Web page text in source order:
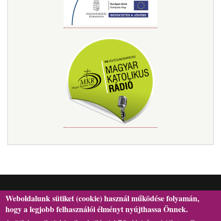
Weboldalunk sütiket (cookie) használ működése folyamán,
hogy a legjobb felhasználói élményt nyújthassa Önnek.